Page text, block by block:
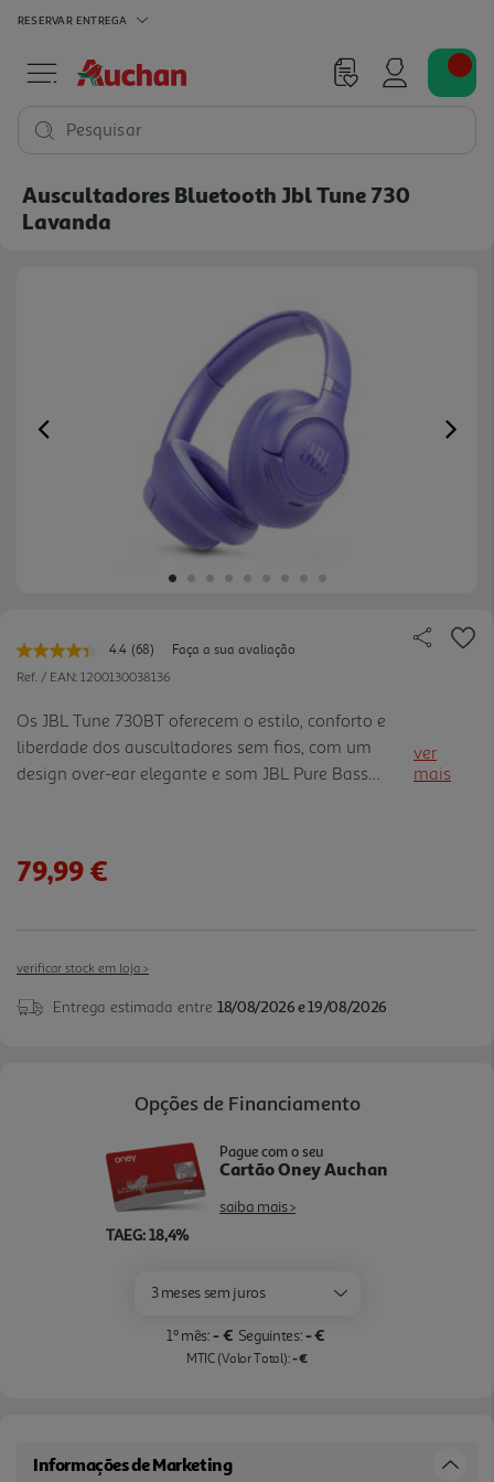
RESERVAR ENTREGA
Pesquisar
Auscultadores Bluetooth Jbl Tune 730
Lavanda
Previous
4.4 Leu
68
Link
para
a
mesma
página.
(68)
Faça a sua avaliação
Ref. / EAN: 1200130038136
Os JBL Tune 730BT oferecem o estilo, conforto e
liberdade dos auscultadores sem fios, com um
design over-ear elegante e som JBL Pure Bass
durante muito mais tempo. Com carregamento
para chamadas claras e Bluetooth com ligação
multiponto, garantem uma experiência prática e
Headphones, c om orientações por voz para uma
ver
mais
79,99 €
verificar stock em loja >
Entrega estimada entre 18/08/2026 e 19/08/2026
Opções de Financiamento
TAEG: 18,4%
Pague com o seu
Cartão Oney Auchan
saiba mais >
3 meses sem juros
1º mês:- € Seguintes:- €
MTIC (Valor Total):- €
Informações de Marketing